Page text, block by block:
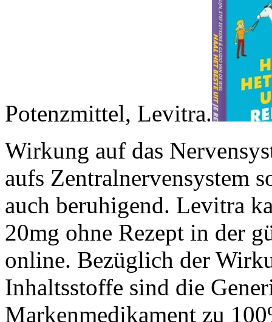
Potenzmittel, Levitra.
Wirkung auf das
aufs Zentralnervensystem
auch beruhigend. Levitra
20mg ohne Rezept in der
online. Bezüglich der
Inhaltsstoffe sind die
Markenmedikament zu